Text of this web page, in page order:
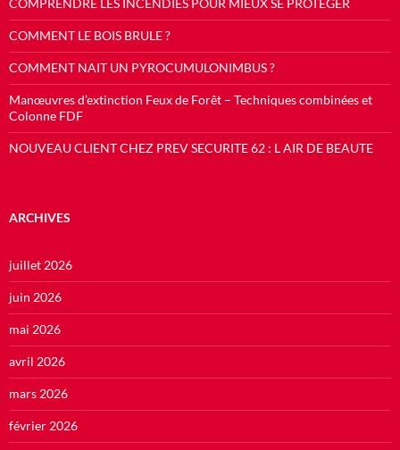
COMPRENDRE LES INCENDIES POUR MIEUX SE PROTEGER
COMMENT LE BOIS BRULE ?
COMMENT NAIT UN PYROCUMULONIMBUS ?
Manœuvres d’extinction Feux de Forêt – Techniques combinées et
Colonne FDF
NOUVEAU CLIENT CHEZ PREV SECURITE 62 : L AIR DE BEAUTE
ARCHIVES
juillet 2026
juin 2026
mai 2026
avril 2026
mars 2026
février 2026